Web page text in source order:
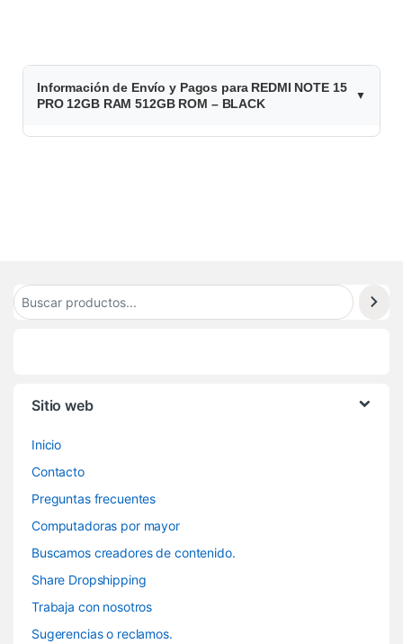
Información de Envío y Pagos para REDMI NOTE 15
PRO 12GB RAM 512GB ROM – BLACK
Sitio web
Inicio
Contacto
Preguntas frecuentes
Computadoras por mayor
Buscamos creadores de contenido.
Share Dropshipping
Trabaja con nosotros
Sugerencias o reclamos.